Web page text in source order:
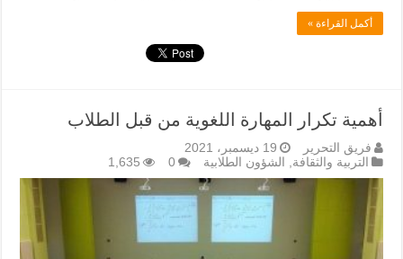
أكمل القراءة »
أهمية تكرار المهارة اللغوية من قبل الطلاب
فريق التحرير
19 ديسمبر، 2021
التربية والثقافة
الشؤون الطلابية 0
1,635